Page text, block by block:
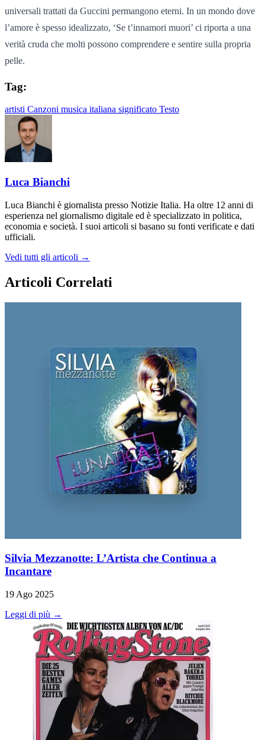
universali trattati da Guccini permangono eterni. In un mondo dove
l’amore è spesso idealizzato, ‘Se t’innamori muori’ ci riporta a una
verità cruda che molti possono comprendere e sentire sulla propria
pelle.
Tag:
artisti Canzoni musica italiana significato Testo
Luca Bianchi
Luca Bianchi è giornalista presso Notizie Italia. Ha oltre 12 anni di
esperienza nel giornalismo digitale ed è specializzato in politica,
economia e società. I suoi articoli si basano su fonti verificate e dati
ufficiali.
Vedi tutti gli articoli →
Articoli Correlati
Silvia Mezzanotte: L’Artista che Continua a
Incantare
19 Ago 2025
Leggi di più →